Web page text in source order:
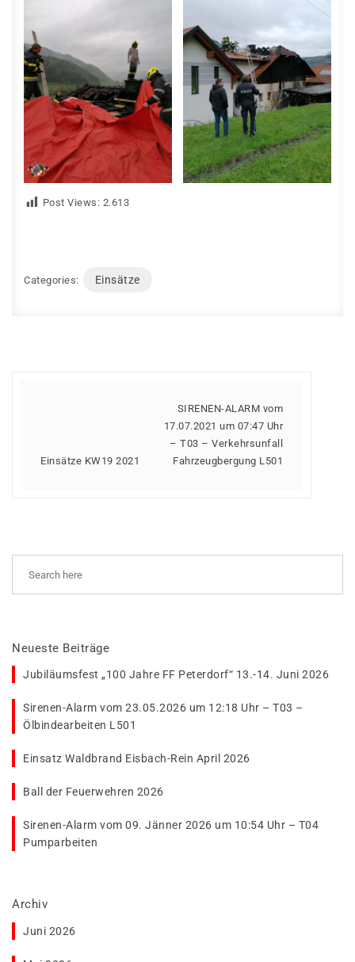
Post Views: 2.613
Categories: Einsätze
Einsätze KW19 2021
SIRENEN-ALARM vom
17.07.2021 um 07:47 Uhr
– T03 – Verkehrsunfall
Fahrzeugbergung L501
Neueste Beiträge
Jubiläumsfest „100 Jahre FF Peterdorf“ 13.-14. Juni 2026
Sirenen-Alarm vom 23.05.2026 um 12:18 Uhr – T03 –
Ölbindearbeiten L501
Einsatz Waldbrand Eisbach-Rein April 2026
Ball der Feuerwehren 2026
Sirenen-Alarm vom 09. Jänner 2026 um 10:54 Uhr – T04
Pumparbeiten
Archiv
Juni 2026